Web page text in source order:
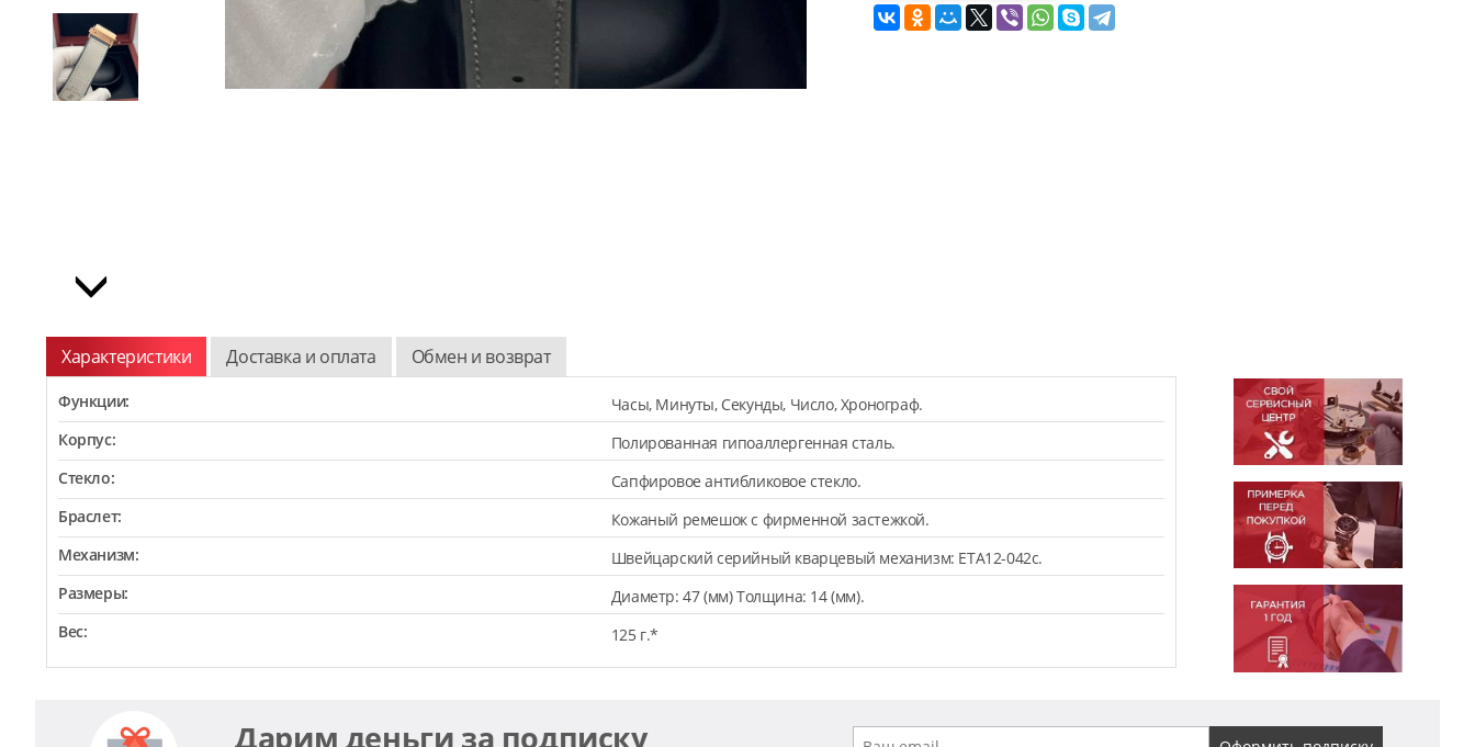
Характеристики Доставка и оплата Обмен и возврат
Функции:
Часы, Минуты, Секунды, Число, Хронограф.
Корпус:
Полированная гипоаллергенная сталь.
Стекло:
Сапфировое антибликовое стекло.
Браслет:
Кожаный ремешок с фирменной застежкой.
Механизм:
Швейцарский серийный кварцевый механизм: ETA12-042c.
Размеры:
Диаметр: 47 (мм) Толщина: 14 (мм).
Вес:
125 г.*
Дарим деньги за подписку